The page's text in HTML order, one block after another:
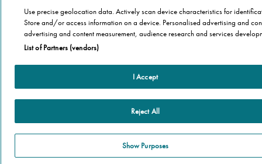
Use precise geolocation data. Actively scan device characteristics for
Store and/or access information on a device. Personalised advertising and
advertising and content measurement, audience research and services
List of Partners (vendors)
I Accept
Reject All
Show Purposes